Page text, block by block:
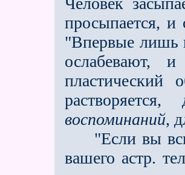
просыпается, и
"Впервые лишь
ослабевают,
пластический
воспоминаний,
"Если вы
вашего астр.